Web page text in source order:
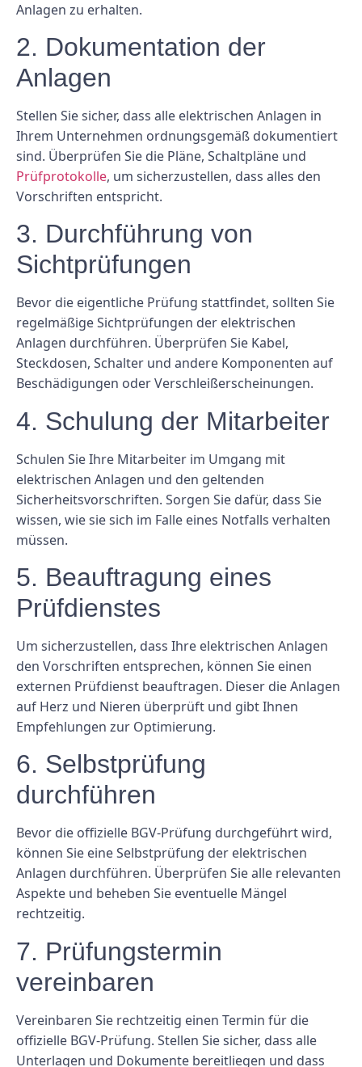
Anlagen zu erhalten.
2. Dokumentation der
Anlagen
Stellen Sie sicher, dass alle elektrischen Anlagen in
Ihrem Unternehmen ordnungsgemäß dokumentiert
sind. Überprüfen Sie die Pläne, Schaltpläne und
Prüfprotokolle, um sicherzustellen, dass alles den
Vorschriften entspricht.
3. Durchführung von
Sichtprüfungen
Bevor die eigentliche Prüfung stattfindet, sollten Sie
regelmäßige Sichtprüfungen der elektrischen
Anlagen durchführen. Überprüfen Sie Kabel,
Steckdosen, Schalter und andere Komponenten auf
Beschädigungen oder Verschleißerscheinungen.
4. Schulung der Mitarbeiter
Schulen Sie Ihre Mitarbeiter im Umgang mit
elektrischen Anlagen und den geltenden
Sicherheitsvorschriften. Sorgen Sie dafür, dass Sie
wissen, wie sie sich im Falle eines Notfalls verhalten
müssen.
5. Beauftragung eines
Prüfdienstes
Um sicherzustellen, dass Ihre elektrischen Anlagen
den Vorschriften entsprechen, können Sie einen
externen Prüfdienst beauftragen. Dieser die Anlagen
auf Herz und Nieren überprüft und gibt Ihnen
Empfehlungen zur Optimierung.
6. Selbstprüfung
durchführen
Bevor die offizielle BGV-Prüfung durchgeführt wird,
können Sie eine Selbstprüfung der elektrischen
Anlagen durchführen. Überprüfen Sie alle relevanten
Aspekte und beheben Sie eventuelle Mängel
rechtzeitig.
7. Prüfungstermin
vereinbaren
Vereinbaren Sie rechtzeitig einen Termin für die
offizielle BGV-Prüfung. Stellen Sie sicher, dass alle
Unterlagen und Dokumente bereitliegen und dass